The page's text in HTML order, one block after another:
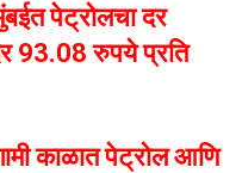
पेट्रोलचा दर
93.08 रुपये प्रति
काळात पेट्रोल आणि